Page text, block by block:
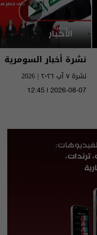
نشرة أخبار السومرية
نشرة ٧ آب ٢٠٢٦ | 2026
12:45 | 2026-08-07